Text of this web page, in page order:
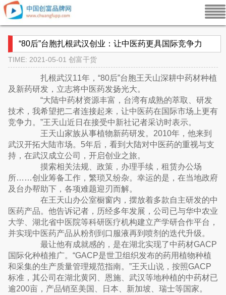
“80后”台胞扎根武汉创业：让中医药更具国际竞争力
TIME: 2021-05-01 创富干货
扎根武汉11年，“80后”台胞王天山深耕中药材种植
及新药研发，立志将中医药发扬光大。
“大陆中药材资源丰富，台湾有成熟的萃取、研发
技术，我希望把二者连接起来，让中医药在国际市场上更有
竞争力。”王天山近日在接受中新社记者采访时表示。
王天山家族从事植物新药研发。2010年，他来到
武汉开拓大陆市场。5年后，看到大陆对中医药的重视与支
持，在武汉成立公司，开启创业之旅。
摸索相关法规、政策，办理手续，租赁办公场
所……创业筹备工作，繁琐又纷杂。幸运的是，在当地政府
及台办帮助下，各项难题迎刃而解。
在王天山办公室橱窗内，摆放着多款自主研发的中
医药产品。他告诉记者，历经多年发展，公司已与华中农业
大学、湖北省中医院等科研医疗机构建立产学研合作平台，
并实现中医药产品从粉剂到口服液再到喷剂的迭代升级。
最让他有成就感的，是在湖北实现了中药材GACP
国际化种植推广。“GACP是世卫组织发布的药用植物种植
和采集的生产质量管理规范指南。”王天山说，按照GACP
标准，其公司在湖北黄冈、恩施、武汉等地种植的中药材已
逾200亩，产品销至美国、日本、新加坡、瑞士等国家。